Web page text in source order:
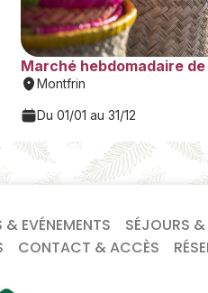
& EVÉNEMENTS SÉJOURS &
CONTACT & ACCÈS